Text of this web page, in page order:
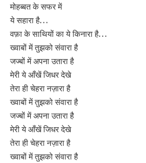
मोहब्बत के सफर में
ये सहारा है…
वफ़ा के साथियों का ये किनारा है…
ख्वाबों में तुझको संवारा है
जज्बों में अपना उतारा है
मेरी ये आँखें जिधर देखे
तेरा ही चेहरा नज़ारा है
ख्वाबों में तुझको संवारा है
जज्बों में अपना उतारा है
मेरी ये आँखें जिधर देखे
तेरा ही चेहरा नज़ारा है
ख्वाबों में तुझको संवारा है